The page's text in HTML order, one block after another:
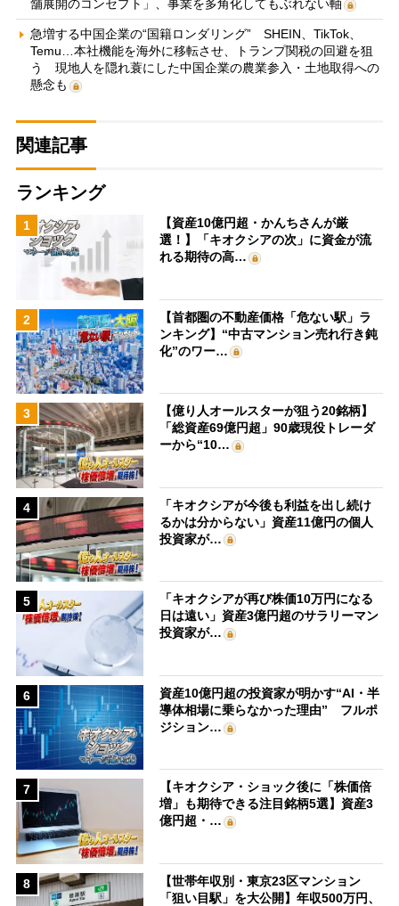
舗展開のコンセプト」、事業を多角化してもぶれない軸
急増する中国企業の“国籍ロンダリング” SHEIN、TikTok、
Temu…本社機能を海外に移転させ、トランプ関税の回避を狙
う 現地人を隠れ蓑にした中国企業の農業参入・土地取得への
懸念も
関連記事
ランキング
1
【資産10億円超・かんちさんが厳
選！】「キオクシアの次」に資金が流
れる期待の高…
2
【首都圏の不動産価格「危ない駅」ラ
ンキング】“中古マンション売れ行き鈍
化”のワー…
3
【億り人オールスターが狙う20銘柄】
「総資産69億円超」90歳現役トレーダ
ーから“10…
4
「キオクシアが今後も利益を出し続け
るかは分からない」資産11億円の個人
投資家が…
5
「キオクシアが再び株価10万円になる
日は遠い」資産3億円超のサラリーマン
投資家が…
6
資産10億円超の投資家が明かす“AI・半
導体相場に乗らなかった理由” フルポ
ジション…
7
【キオクシア・ショック後に「株価倍
増」も期待できる注目銘柄5選】資産3
億円超・…
8
【世帯年収別・東京23区マンション
「狙い目駅」を大公開】年収500万円、